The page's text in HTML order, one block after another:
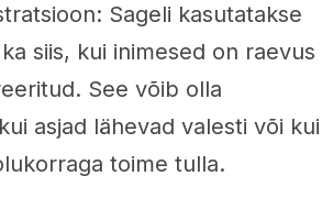
Sageli kasutatakse
siis, kui inimesed on raevus
See võib olla
asjad lähevad valesti või kui
toime tulla.